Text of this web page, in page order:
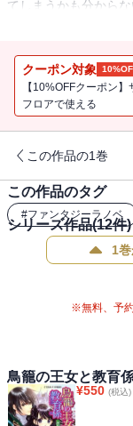
てしまうかも分から
たゼルイークは、呪
る中、エルレインは
クーポン対象
【10%OFFクーポン
フロアで使える
この作品の1巻
この作品のタグ
#ファンタジーラノベ
シリーズ作品(12件)
1
※無料、予
鳥籠の王女と教育
¥550 (税込)